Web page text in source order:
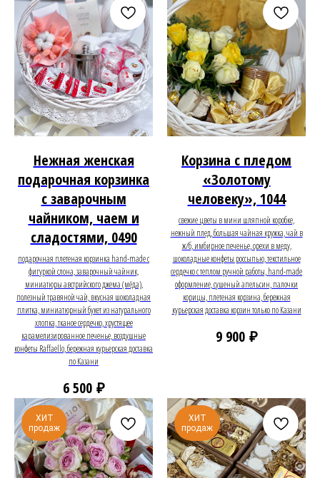
Нежная женская
подарочная корзинка
с заварочным
чайником, чаем и
сладостями, 0490
подарочная плетеная корзинка hand-made с
фигуркой слона, заварочный чайник,
миниатюры австрийского джема (мёда),
полезный травяной чай, вкусная шоколадная
плитка, миниатюрный букет из натурального
хлопка, тканое сердечко, хрустящее
карамелизированное печенье, воздушные
конфеты Raffaello, бережная курьерская доставка
по Казани
6 500 ₽
Корзина с пледом
«Золотому
человеку», 1044
свежие цветы в мини шляпной коробке,
нежный плед, большая чайная кружка, чай в
ж/б, имбирное печенье, орехи в меду,
шоколадные конфеты россыпью, текстильное
сердечко с теплом ручной работы, hand-made
оформление, сушеный апельсин, палочки
корицы, плетеная корзина, бережная
курьерская доставка корзин только по Казани
9 900 ₽
ХИТ
продаж
ХИТ
продаж